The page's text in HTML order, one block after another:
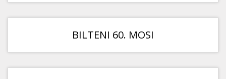
BILTENI 60. MOSI